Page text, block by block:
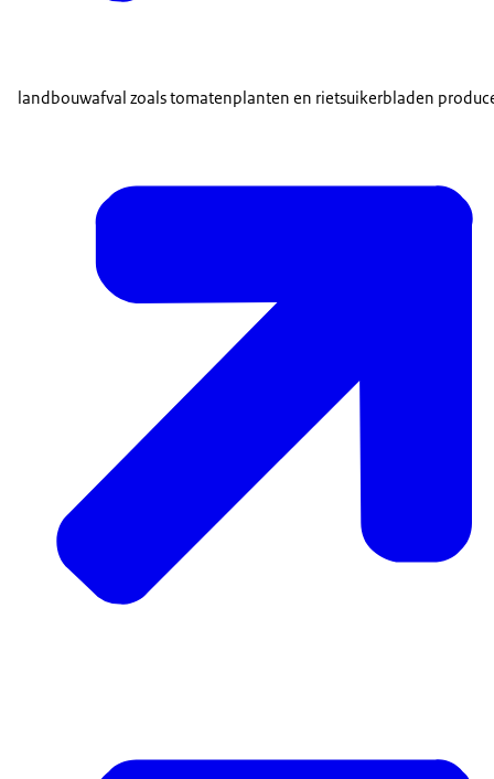
landbouwafval zoals tomatenplanten en rietsuikerbladen